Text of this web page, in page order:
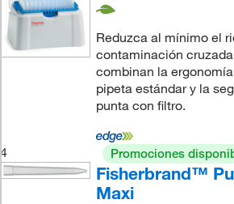
Reduzca al mínimo el
contaminación
combinan la
pipeta estándar y la
punta con filtro.
4 Promociones
Fisherbrand™
Maxi